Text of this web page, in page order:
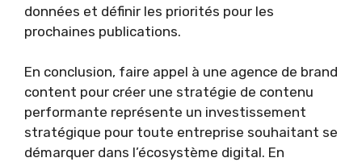
données et définir les priorités pour les
prochaines publications.
En conclusion, faire appel à une agence de brand
content pour créer une stratégie de contenu
performante représente un investissement
stratégique pour toute entreprise souhaitant se
démarquer dans l’écosystème digital. En